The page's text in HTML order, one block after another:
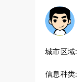
城市区域:
信息种类: